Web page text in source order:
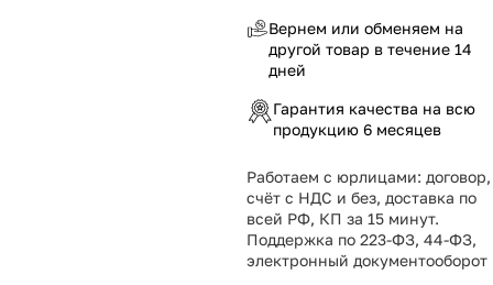
Вернем или обменяем на
другой товар в течение 14
дней
Гарантия качества на всю
продукцию 6 месяцев
Работаем с юрлицами: договор,
счёт с НДС и без, доставка по
всей РФ, КП за 15 минут.
Поддержка по 223-ФЗ, 44-ФЗ,
электронный документооборот